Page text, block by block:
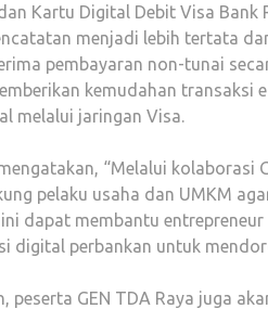
Kartu Digital Debit Visa Bank
menjadi lebih tertata
pembayaran non-tunai
kemudahan transaksi
melalui jaringan Visa.
“Melalui kolaborasi
pelaku usaha dan UMKM
dapat membantu
digital perbankan untuk
GEN TDA Raya juga